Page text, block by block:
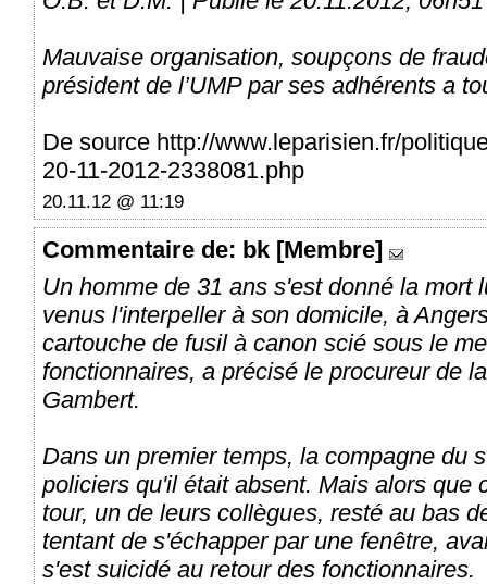
Mauvaise organisation, soupçons de
président de l’UMP par ses adhérents a
De source http://www.leparisien.fr/
20-11-2012-2338081.php
20.11.12 @ 11:19
Commentaire de: bk [Membre]
Un homme de 31 ans s'est donné la mort
venus l'interpeller à son domicile, à
cartouche de fusil à canon scié sous le
fonctionnaires, a précisé le procureur de
Gambert.
Dans un premier temps, la compagne du
policiers qu'il était absent. Mais alors que
tour, un de leurs collègues, resté au bas
tentant de s'échapper par une fenêtre,
s'est suicidé au retour des fonctionnaires.